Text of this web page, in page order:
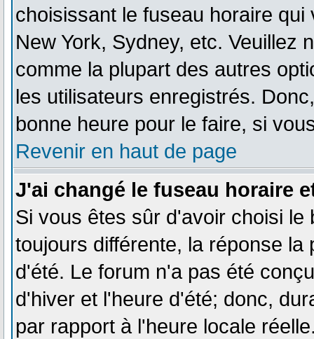
choisissant le fuseau horaire
New York, Sydney, etc. Veuillez
comme la plupart des autres
les utilisateurs enregistrés.
bonne heure pour le faire, si
Revenir en haut de page
J'ai changé le fuseau horaire
Si vous êtes sûr d'avoir choisi
toujours différente, la réponse
d'été. Le forum n'a pas été
d'hiver et l'heure d'été; donc,
par rapport à l'heure locale